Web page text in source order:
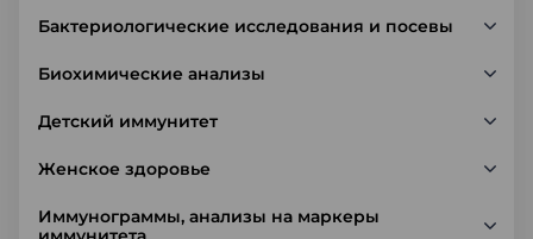
Бактериологические исследования и посевы
Биохимические анализы
Детский иммунитет
Женское здоровье
Иммунограммы, анализы на маркеры